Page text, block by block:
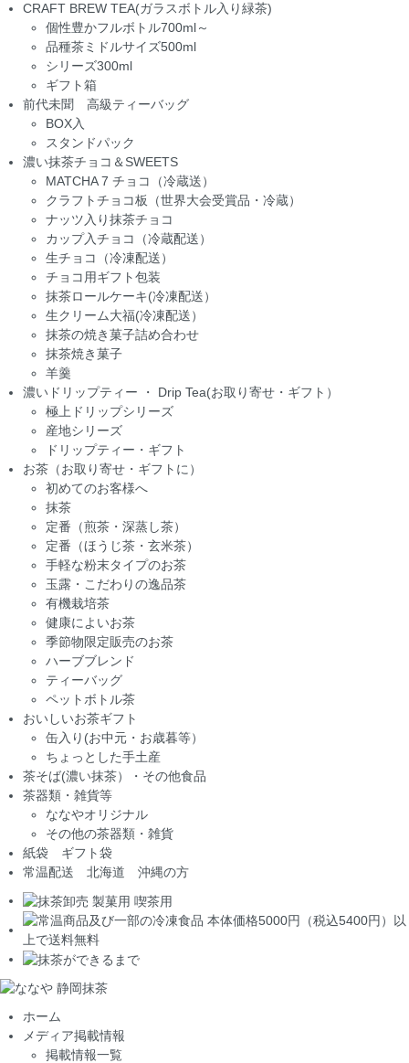
CRAFT BREW TEA(ガラスボトル入り緑茶)
個性豊かフルボトル700ml～
品種茶ミドルサイズ500ml
シリーズ300ml
ギフト箱
前代未聞 高級ティーバッグ
BOX入
スタンドパック
濃い抹茶チョコ＆SWEETS
MATCHA 7 チョコ（冷蔵送）
クラフトチョコ板（世界大会受賞品・冷蔵）
ナッツ入り抹茶チョコ
カップ入チョコ（冷蔵配送）
生チョコ（冷凍配送）
チョコ用ギフト包装
抹茶ロールケーキ(冷凍配送）
生クリーム大福(冷凍配送）
抹茶の焼き菓子詰め合わせ
抹茶焼き菓子
羊羹
濃いドリップティー ・ Drip Tea(お取り寄せ・ギフト）
極上ドリップシリーズ
産地シリーズ
ドリップティー・ギフト
お茶（お取り寄せ・ギフトに）
初めてのお客様へ
抹茶
定番（煎茶・深蒸し茶）
定番（ほうじ茶・玄米茶）
手軽な粉末タイプのお茶
玉露・こだわりの逸品茶
有機栽培茶
健康によいお茶
季節物限定販売のお茶
ハーブブレンド
ティーバッグ
ペットボトル茶
おいしいお茶ギフト
缶入り(お中元・お歳暮等）
ちょっとした手土産
茶そば(濃い抹茶）・その他食品
茶器類・雑貨等
ななやオリジナル
その他の茶器類・雑貨
紙袋 ギフト袋
常温配送 北海道 沖縄の方
ホーム
メディア掲載情報
掲載情報一覧